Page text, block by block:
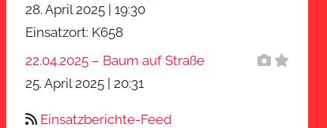
28. April 2025 |19:30
Einsatzort: K658
22.04.2025 – Baum auf Straße
25. April 2025 | 20:31
Einsatzberichte-Feed